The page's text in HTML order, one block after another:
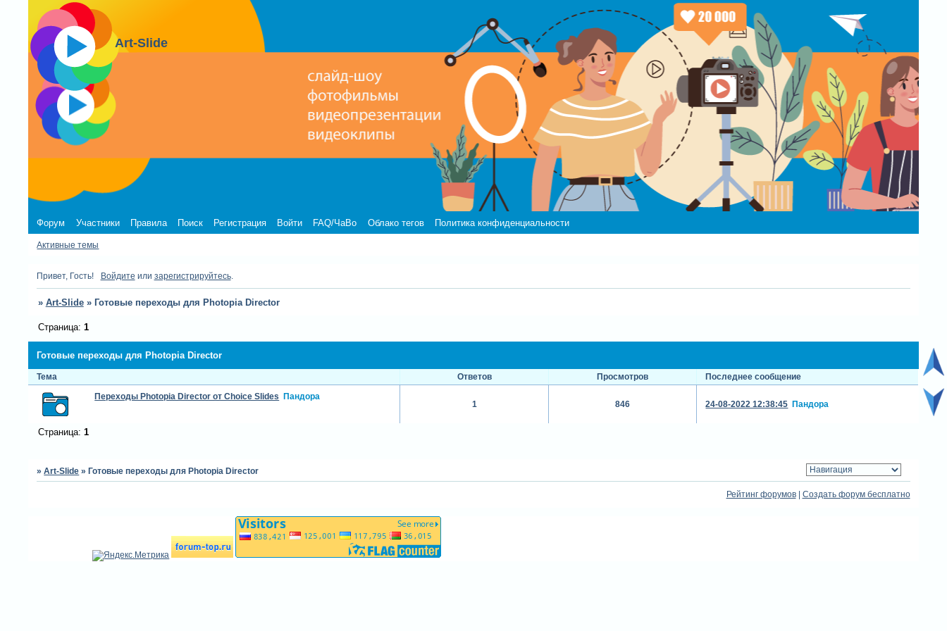
Art-Slide
Форум Участники Правила Поиск Регистрация Войти FAQ/ЧаВо Облако тегов Политика конфиденциальности
Активные темы
Привет, Гость! Войдите или зарегистрируйтесь.
» Art-Slide » Готовые переходы для Photopia Director
Готовые переходы для Photopia Director
Страница: 1
Тема Ответов Просмотров
Последнее сообщение
Переходы Photopia Director от Choice Slides Пандора
1 846 24-08-2022 12:38:45 Пандора
Страница: 1
»Art-Slide »Готовые переходы для Photopia Director
Рейтинг форумов| Создать форум бесплатно